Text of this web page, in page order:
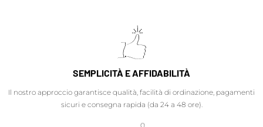
SEMPLICITÀ E AFFIDABILITÀ
Il nostro approccio garantisce qualità, facilità di ordinazione, pagamenti
sicuri e consegna rapida (da 24 a 48 ore).